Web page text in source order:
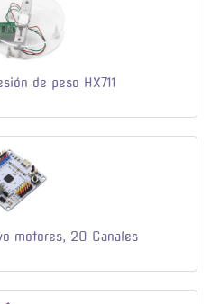
de peso HX711
motores, 20 Canales